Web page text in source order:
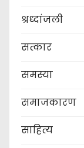
श्रध्दांजली
सत्कार
समस्या
समाजकारण
साहित्य